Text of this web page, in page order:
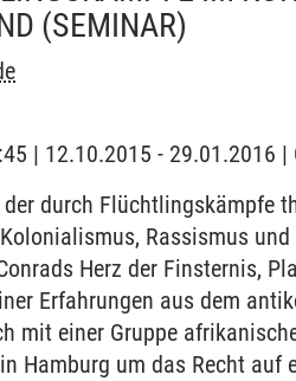
(SEMINAR)
| 12.10.2015 - 29.01.2016 |
durch Flüchtlingskämpfe
Rassismus und
Herz der Finsternis,
Erfahrungen aus dem
mit einer Gruppe
Hamburg um das Recht auf